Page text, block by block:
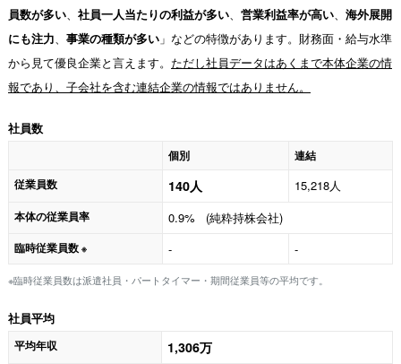
員数が多い、 社員一人当たりの利益が多い、 営業利益率が高い、 海外展開
にも注力、 事業の種類が多い 」などの特徴があります。財務面・給与水準
から見て優良企業と言えます。 ただし社員データはあくまで本体企業の情
報であり、子会社を含む連結企業の情報ではありません。
社員数
個別
連結
従業員数
140人 15,218人
本体の従業員率 0.9% (純粋持株会社)
臨時従業員数 ※ - -
※臨時従業員数は派遣社員・パートタイマー・期間従業員等の平均です。
社員平均
平均年収 1,306万